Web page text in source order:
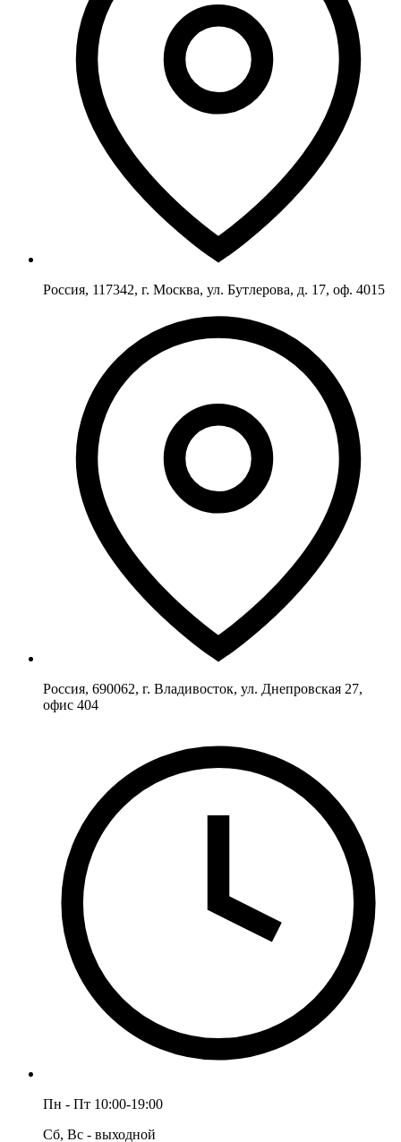
Россия, 117342, г. Москва, ул. Бутлерова, д. 17, оф. 4015
Россия, 690062, г. Владивосток, ул. Днепровская 27,
офис 404
Пн - Пт 10:00-19:00
Сб, Вс - выходной